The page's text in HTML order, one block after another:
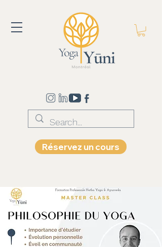
Réservez un cours